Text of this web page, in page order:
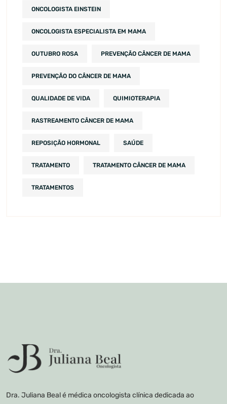
ONCOLOGISTA EINSTEIN
ONCOLOGISTA ESPECIALISTA EM MAMA
OUTUBRO ROSA PREVENÇÃO CÂNCER DE MAMA
PREVENÇÃO DO CÂNCER DE MAMA
QUALIDADE DE VIDA QUIMIOTERAPIA
RASTREAMENTO CÂNCER DE MAMA
REPOSIÇÃO HORMONAL SAÚDE
TRATAMENTO TRATAMENTO CÂNCER DE MAMA
TRATAMENTOS
Dra. Juliana Beal é médica oncologista clínica dedicada ao